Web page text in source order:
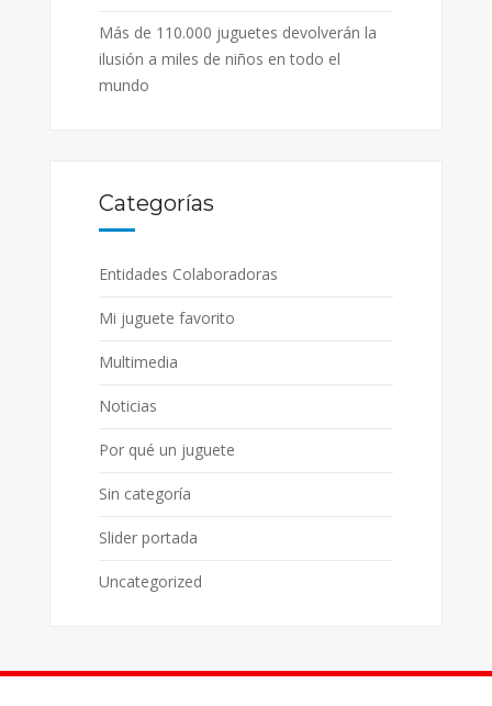
Más de 110.000 juguetes devolverán la
ilusión a miles de niños en todo el
mundo
Categorías
Entidades Colaboradoras
Mi juguete favorito
Multimedia
Noticias
Por qué un juguete
Sin categoría
Slider portada
Uncategorized